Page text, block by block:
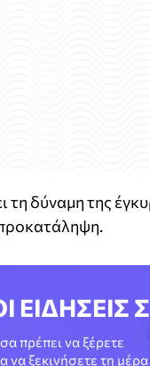
δύναμη της
ΕΙΔΗΣΕΙΣ
πρέπει να ξέρετε
να ξεκινήσετε τη μέρα